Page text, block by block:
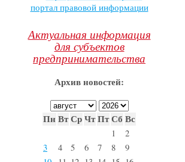
Актуальная информация
для субъектов
предпринимательства
Архив новостей:
Пн ВтСрЧтПтСб Вс
1
2
3
4 5 6 7 8
9